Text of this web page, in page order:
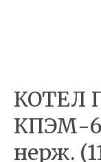
КОТЕЛ
КПЭМ-
нерж.